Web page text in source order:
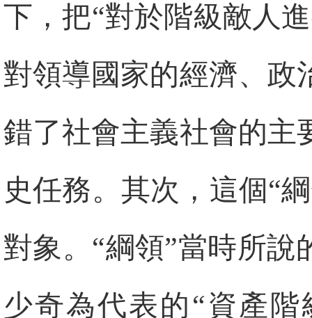
下，把“對於階級敵人
對領導國家的經濟、政
錯了社會主義社會的主
史任務。其次，這個“
對象。“綱領”當時所說
少奇為代表的“資產